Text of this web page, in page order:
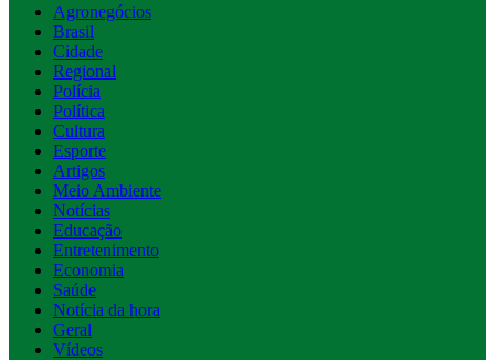
Agronegócios
Brasil
Cidade
Regional
Polícia
Política
Cultura
Esporte
Artigos
Meio Ambiente
Notícias
Educação
Entretenimento
Economia
Saúde
Notícia da hora
Geral
Vídeos